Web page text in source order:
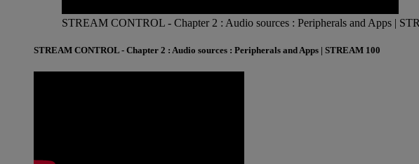
STREAM CONTROL - Chapter 2 : Audio sources : Peripherals and Apps |
STREAM CONTROL - Chapter 2 : Audio sources : Peripherals and Apps | STREAM 100